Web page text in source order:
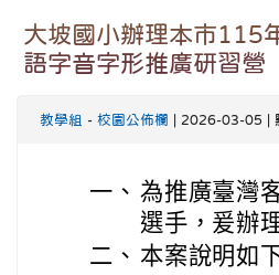
大坡國小辦理本市115
語字音字形推廣研習營
教學組 - 校園公佈欄 | 2026-03-05 |
一、 為推廣臺灣
選手，爰辦
二、 本案說明如